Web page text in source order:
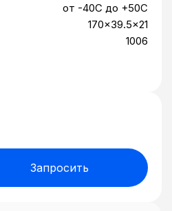
от -40С до +50С
170x39.5x21
1006
Запросить